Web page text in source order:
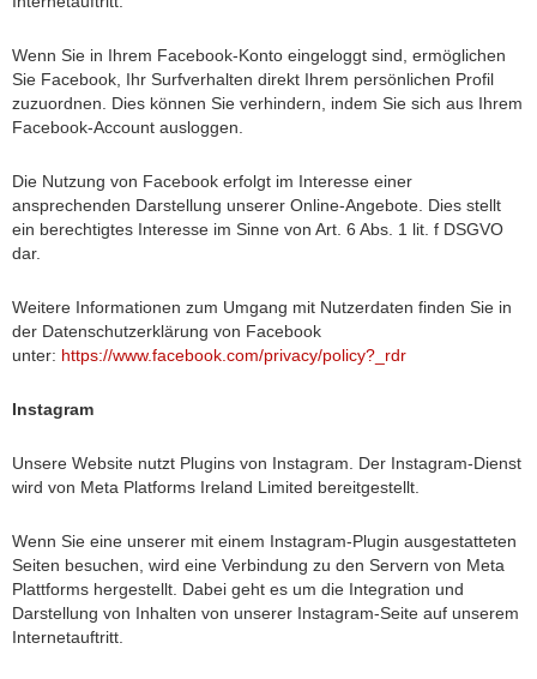
Wenn Sie in Ihrem Facebook-Konto eingeloggt sind, ermöglichen
Sie Facebook, Ihr Surfverhalten direkt Ihrem persönlichen Profil
zuzuordnen. Dies können Sie verhindern, indem Sie sich aus Ihrem
Facebook-Account ausloggen.
Die Nutzung von Facebook erfolgt im Interesse einer
ansprechenden Darstellung unserer Online-Angebote. Dies stellt
ein berechtigtes Interesse im Sinne von Art. 6 Abs. 1 lit. f DSGVO
dar.
Weitere Informationen zum Umgang mit Nutzerdaten finden Sie in
der Datenschutzerklärung von Facebook
unter: https://www.facebook.com/privacy/policy?_rdr
Instagram
Unsere Website nutzt Plugins von Instagram. Der Instagram-Dienst
wird von Meta Platforms Ireland Limited bereitgestellt.
Wenn Sie eine unserer mit einem Instagram-Plugin ausgestatteten
Seiten besuchen, wird eine Verbindung zu den Servern von Meta
Plattforms hergestellt. Dabei geht es um die Integration und
Darstellung von Inhalten von unserer Instagram-Seite auf unserem
Internetauftritt.